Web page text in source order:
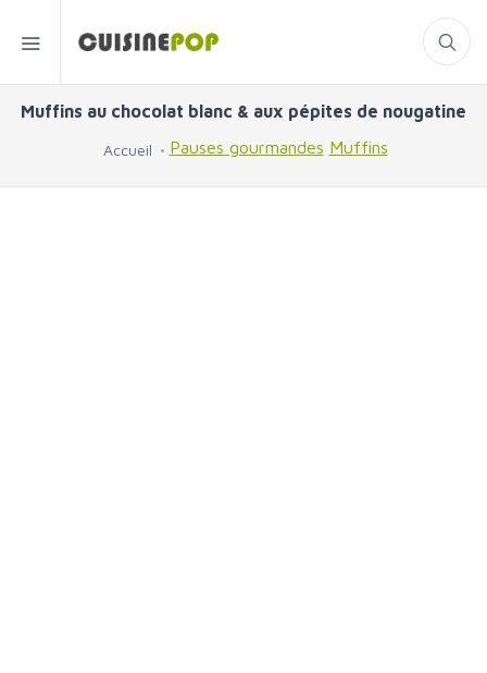
Muffins au chocolat blanc & aux pépites de nougatine
Accueil Pauses gourmandes Muffins